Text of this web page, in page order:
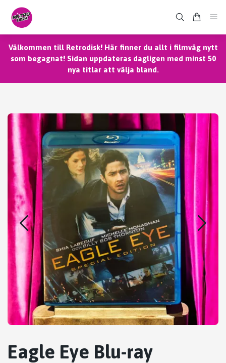
Välkommen till Retrodisk! Här finner du allt i filmväg nytt
som begagnat! Sidan uppdateras dagligen med minst 50
nya titlar att välja bland.
Eagle Eye Blu-ray